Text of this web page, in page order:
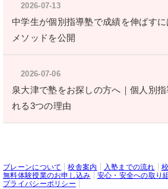
2026-07-13
中学生が個別指導塾で成績を伸ばす
メソッドを公開
2026-07-06
泉大津で塾をお探しの方へ｜個人別
れる3つの理由
ブレーンについて 校舎案内 入塾までの流れ
無料体験授業のお申し込み
安心・安全への取り
プライバシーポリシー